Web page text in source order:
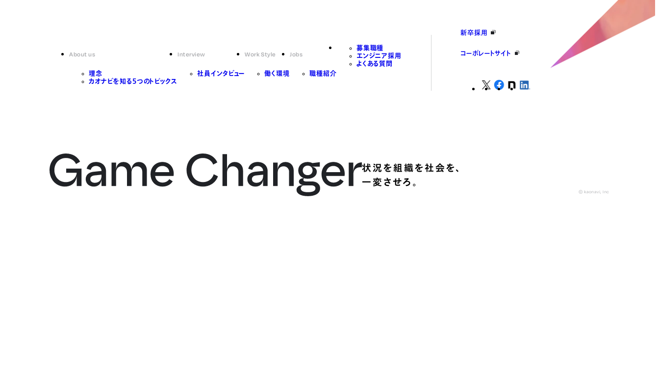
About us
理念
カオナビを知る5つのトピックス
Interview
社員インタビュー
Work Style
働く環境
Jobs
職種紹介
募集職種
エンジニア採用
よくある質問
新卒採用
コーポレートサイト
状況を組織を社会を、
一変させろ。
© kaonavi, Inc